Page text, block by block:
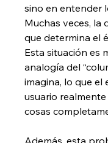
sino en entender
Muchas veces, la
que determina el
Esta situación es
analogía del
imagina, lo que el
usuario
cosas
Además, esta